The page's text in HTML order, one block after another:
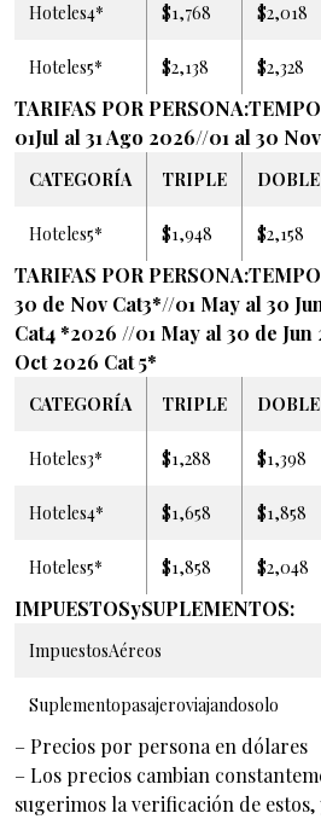
Hoteles4* $1,768 $2,018
Hoteles5* $2,138 $2,328
TARIFAS POR
01Jul al 31 Ago 2026//01 al 30
CATEGORÍA TRIPLE DOBLE
Hoteles5* $1,948 $2,158
TARIFAS POR
30 de Nov Cat3*//01 May al 30
Cat4 *2026 //01 May al 30 de Jun
Oct 2026 Cat 5*
CATEGORÍA TRIPLE DOBLE
Hoteles3* $1,288 $1,398
Hoteles4* $1,658 $1,858
Hoteles5* $1,858 $2,048
IMPUESTOSySUPLEMENTOS:
ImpuestosAéreos
Suplementopasajeroviajandosolo
– Precios por persona en dólares
– Los precios cambian
sugerimos la verificación de